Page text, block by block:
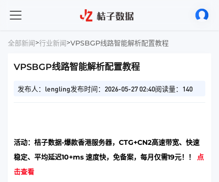
全部新闻>行业新闻>VPSBGP线路智能解析配置教程
VPSBGP线路智能解析配置教程
发布人：lengling发布时间：2026-05-27 02:40阅读量：140
活动：桔子数据-爆款香港服务器，CTG+CN2高速带宽、快速
稳定、平均延迟10+ms 速度快，免备案，每月仅需19元！！ 点
击查看